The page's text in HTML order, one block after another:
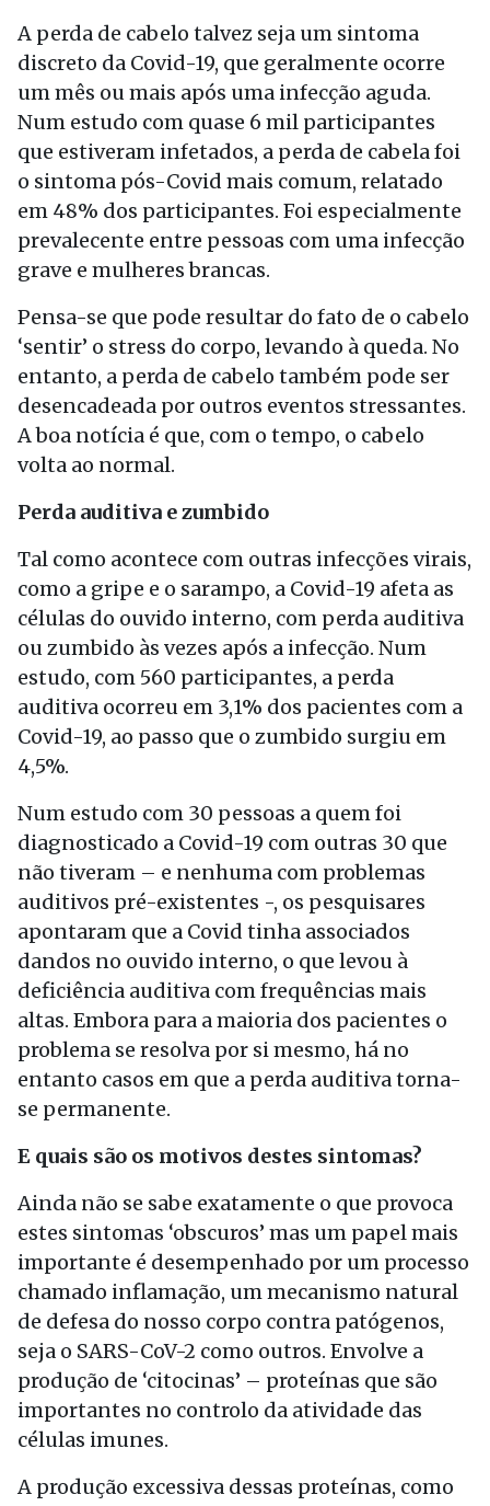
A perda de cabelo talvez seja um sintoma
discreto da Covid-19, que geralmente ocorre
um mês ou mais após uma infecção aguda.
Num estudo com quase 6 mil participantes
que estiveram infetados, a perda de cabela foi
o sintoma pós-Covid mais comum, relatado
em 48% dos participantes. Foi especialmente
prevalecente entre pessoas com uma infecção
grave e mulheres brancas.
Pensa-se que pode resultar do fato de o cabelo
‘sentir’ o stress do corpo, levando à queda. No
entanto, a perda de cabelo também pode ser
desencadeada por outros eventos stressantes.
A boa notícia é que, com o tempo, o cabelo
volta ao normal.
Perda auditiva e zumbido
Tal como acontece com outras infecções virais,
como a gripe e o sarampo, a Covid-19 afeta as
células do ouvido interno, com perda auditiva
ou zumbido às vezes após a infecção. Num
estudo, com 560 participantes, a perda
auditiva ocorreu em 3,1% dos pacientes com a
Covid-19, ao passo que o zumbido surgiu em
4,5%.
Num estudo com 30 pessoas a quem foi
diagnosticado a Covid-19 com outras 30 que
não tiveram – e nenhuma com problemas
auditivos pré-existentes -, os pesquisares
apontaram que a Covid tinha associados
dandos no ouvido interno, o que levou à
deficiência auditiva com frequências mais
altas. Embora para a maioria dos pacientes o
problema se resolva por si mesmo, há no
entanto casos em que a perda auditiva torna-
se permanente.
E quais são os motivos destes sintomas?
Ainda não se sabe exatamente o que provoca
estes sintomas ‘obscuros’ mas um papel mais
importante é desempenhado por um processo
chamado inflamação, um mecanismo natural
de defesa do nosso corpo contra patógenos,
seja o SARS-CoV-2 como outros. Envolve a
produção de ‘citocinas’ – proteínas que são
importantes no controlo da atividade das
células imunes.
A produção excessiva dessas proteínas, como